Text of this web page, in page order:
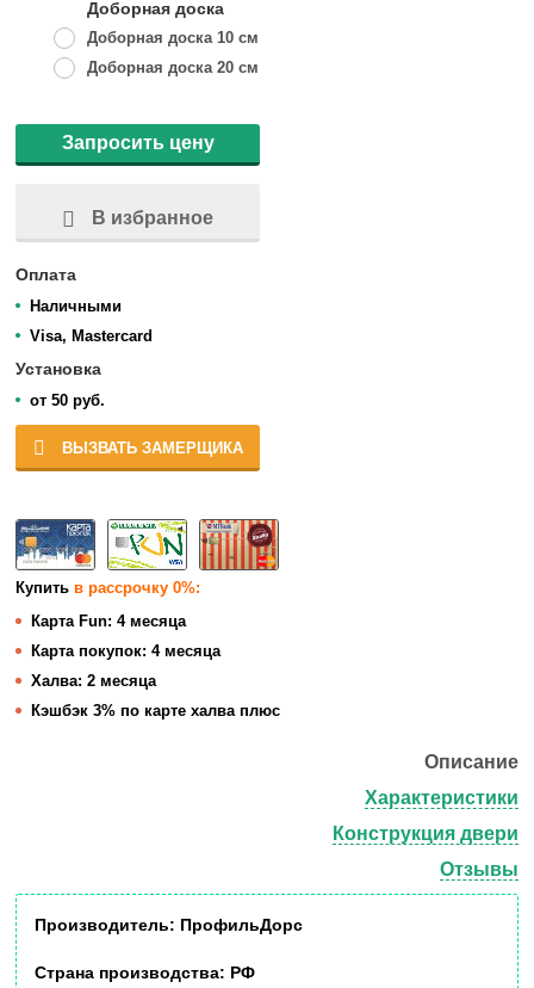
Доборная доска
Доборная доска 10 см
Доборная доска 20 см
Запросить цену
В избранное
Оплата
Наличными
Visa, Mastercard
Установка
от 50 руб.
ВЫЗВАТЬ ЗАМЕРЩИКА
Купитьв рассрочку 0%:
Карта Fun: 4 месяца
Карта покупок: 4 месяца
Халва: 2 месяца
Кэшбэк 3% по карте халва плюс
Описание
Характеристики
Конструкция двери
Отзывы
Производитель: ПрофильДорс
Страна производства: РФ